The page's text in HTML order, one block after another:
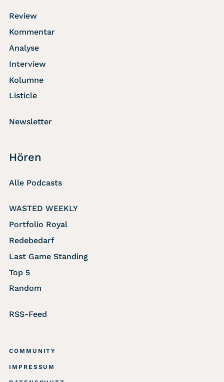
Review
Kommentar
Analyse
Interview
Kolumne
Listicle
Newsletter
Hören
Alle Podcasts
WASTED WEEKLY
Portfolio Royal
Redebedarf
Last Game Standing
Top 5
Random
RSS-Feed
COMMUNITY
IMPRESSUM